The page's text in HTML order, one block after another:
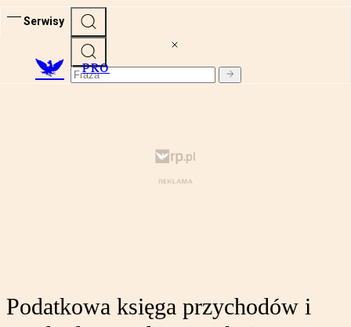
Serwisy
PRO
Podatkowa księga przychodów i